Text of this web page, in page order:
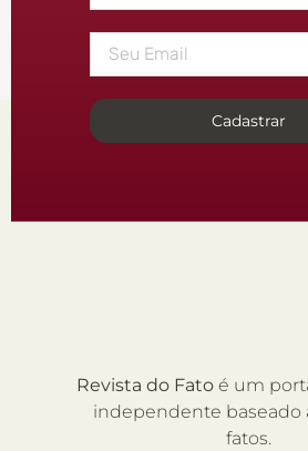
Cadastrar
Revista do Fato é um
independente baseado
fatos.